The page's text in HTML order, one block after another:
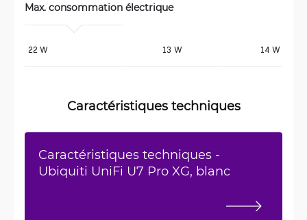
Max. consommation électrique
22 W 13 W 14 W
Caractéristiques techniques
Caractéristiques techniques -
Ubiquiti UniFi U7 Pro XG, blanc